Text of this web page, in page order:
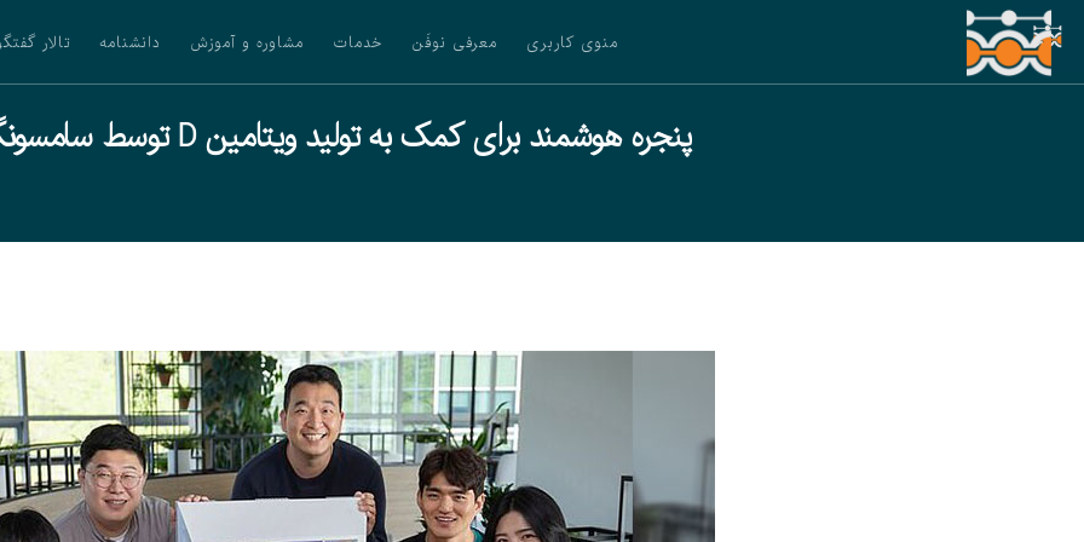
منوی کاربری معرفی نوفَن خدمات مشاوره و آموزش دانشنامه تالار
پنجره هوشمند برای کمک به تولید ویتامین D توسط سامسونگ اختراع شد